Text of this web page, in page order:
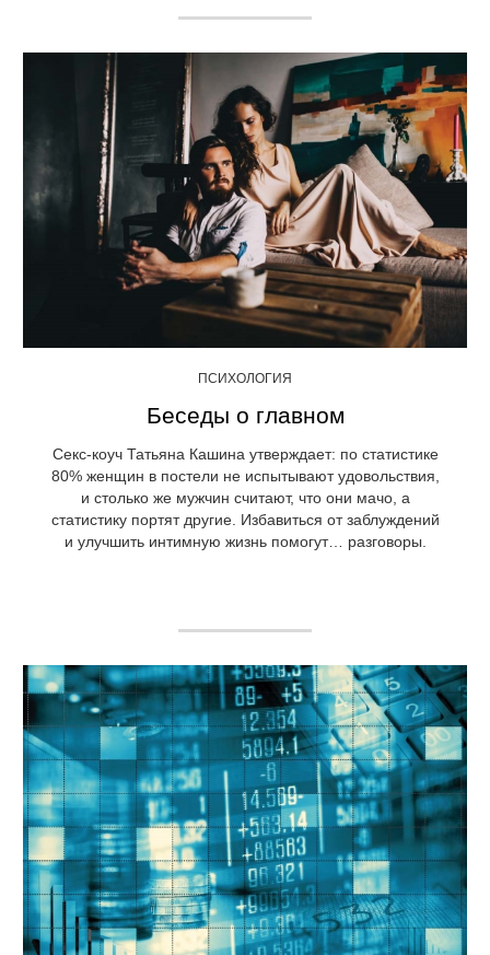
ПСИХОЛОГИЯ
Беседы о главном
Секс-коуч Татьяна Кашина утверждает: по статистике
80% женщин в постели не испытывают удовольствия,
и столько же мужчин считают, что они мачо, а
статистику портят другие. Избавиться от заблуждений
и улучшить интимную жизнь помогут… разговоры.